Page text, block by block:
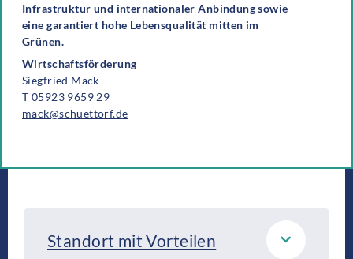
Infrastruktur und internationaler Anbindung sowie
eine garantiert hohe Lebensqualität mitten im
Grünen.
Wirtschaftsförderung
Siegfried Mack
T 05923 9659 29
mack@schuettorf.de
Standort mit Vorteilen